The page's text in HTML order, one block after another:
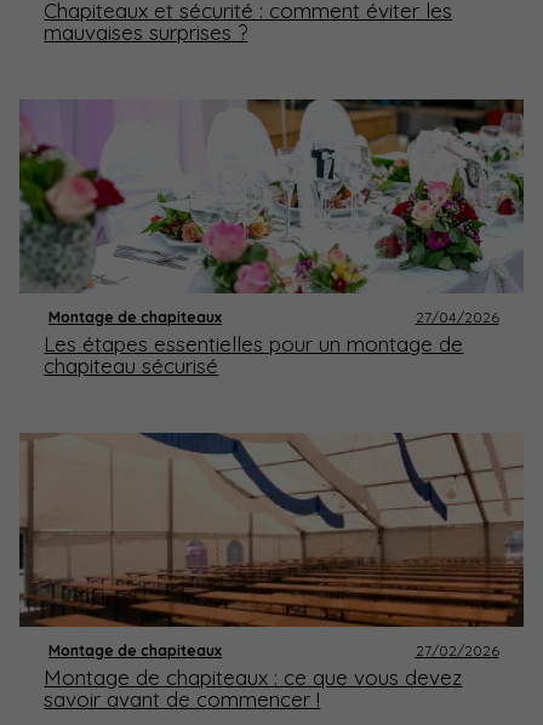
Chapiteaux et sécurité : comment éviter les
mauvaises surprises ?
Montage de chapiteaux 27/04/2026
Les étapes essentielles pour un montage de
chapiteau sécurisé
Montage de chapiteaux 27/02/2026
Montage de chapiteaux : ce que vous devez
savoir avant de commencer !